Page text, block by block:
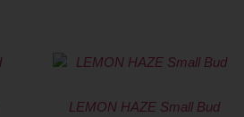
LEMON HAZE Small Bud